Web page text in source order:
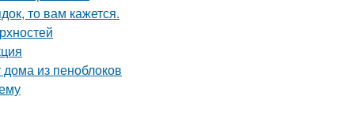
то вам кажется.
из пеноблоков